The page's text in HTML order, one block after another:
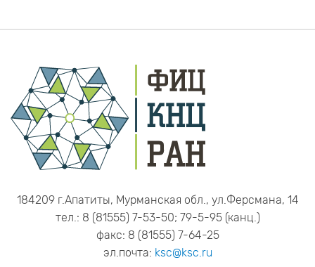
184209 г.Апатиты, Мурманская обл., ул.Ферсмана, 14
тел.: 8 (81555) 7-53-50; 79-5-95 (канц.)
факс: 8 (81555) 7-64-25
эл.почта: ksc@ksc.ru